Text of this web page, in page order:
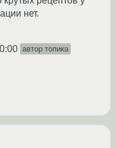
нет.
автор топика